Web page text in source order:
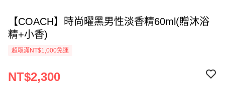
【COACH】時尚曜黑男性淡香精60ml(贈沐浴
精+小香)
超取滿NT$1,000免運
NT$2,300